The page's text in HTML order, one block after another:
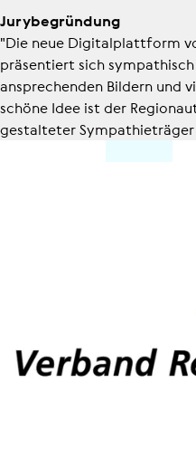
Jurybegründung
"Die neue Digi­tal­platt­form
präsentiert sich
ansprechenden Bildern und
schöne Idee ist der
gestalteter